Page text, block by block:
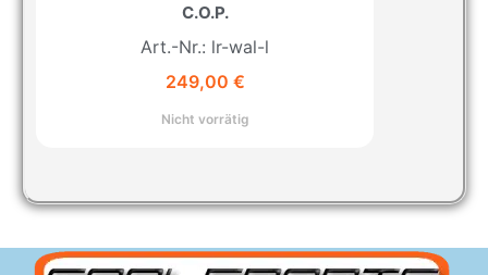
C.O.P.
Art.-Nr.: lr-wal-l
249,00 €
Nicht vorrätig